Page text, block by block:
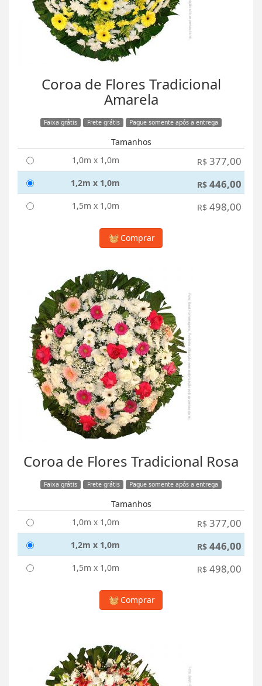
Coroa de Flores Tradicional
Amarela
Faixa grátis Frete grátis Pague somente após a entrega
Tamanhos
1,0m x 1,0m
R$ 377,00
1,2m x 1,0m R$ 446,00
1,5m x 1,0m R$ 498,00
Comprar
Coroa de Flores Tradicional Rosa
Faixa grátis Frete grátis Pague somente após a entrega
Tamanhos
1,0m x 1,0m
R$ 377,00
1,2m x 1,0m R$ 446,00
1,5m x 1,0m R$ 498,00
Comprar